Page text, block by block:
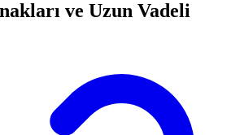
ve Uzun Vadeli